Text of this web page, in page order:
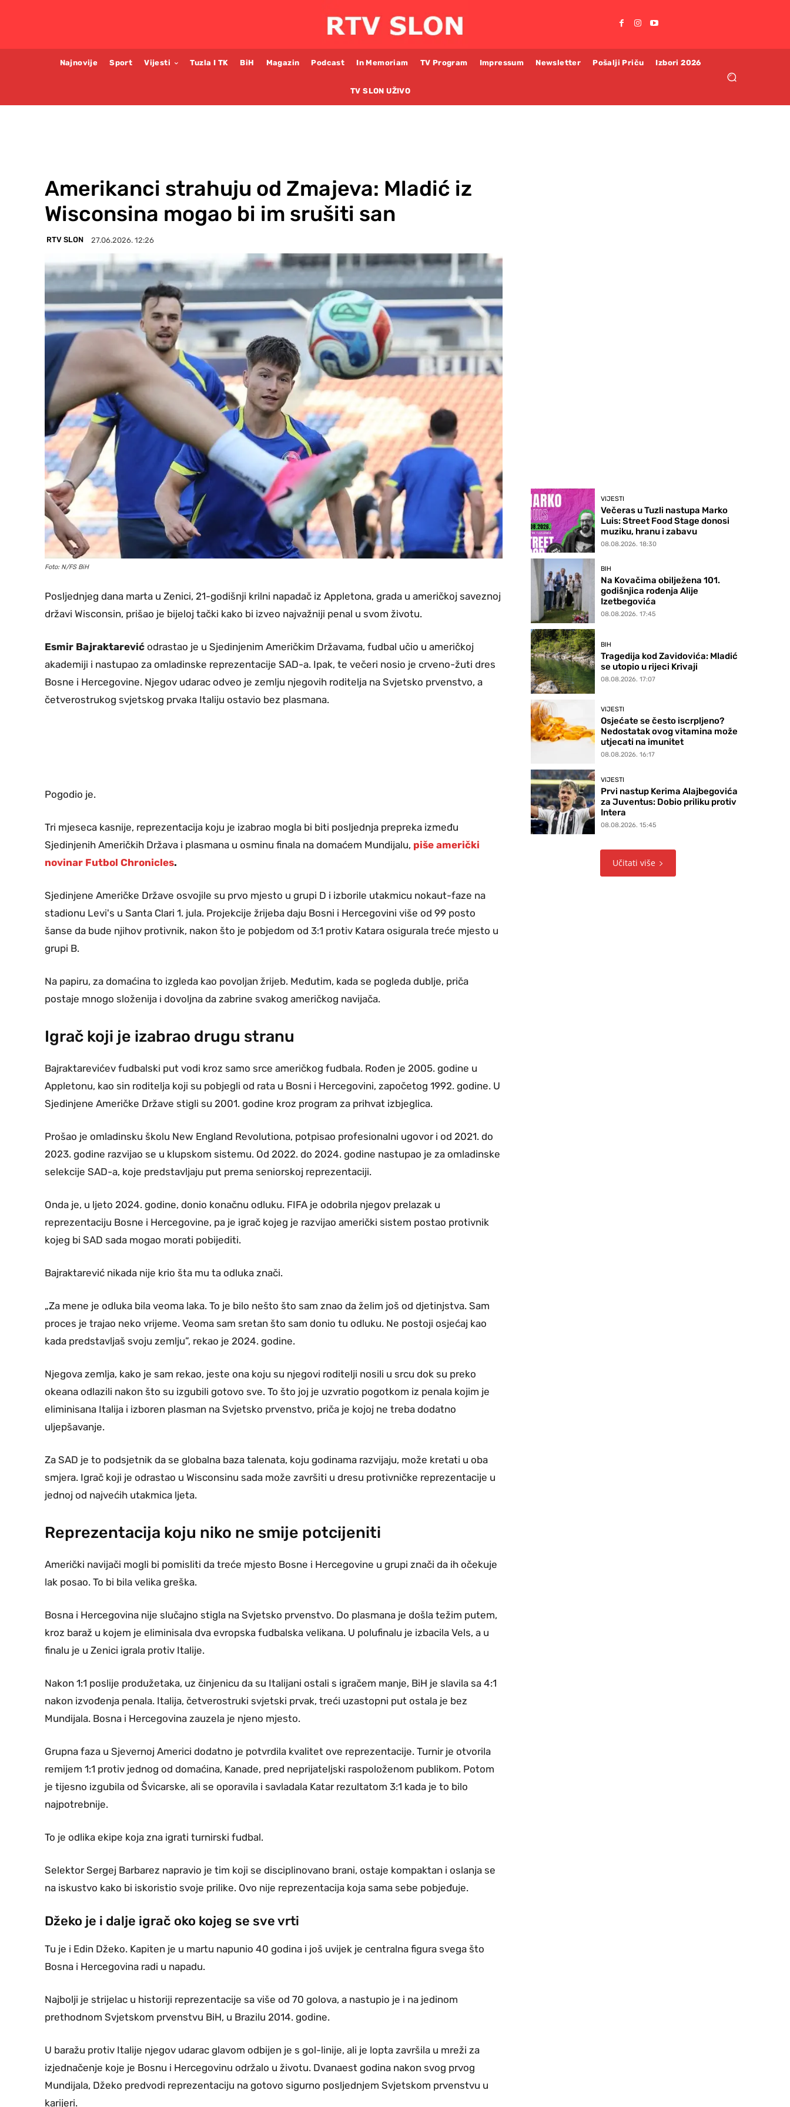
Najnovije Sport Vijesti Tuzla I TK BiH Magazin Podcast In Memoriam TV Program Impressum Newsletter Pošalji Priču Izbori 2026
TV SLON UŽIVO
Amerikanci strahuju od Zmajeva: Mladić iz
Wisconsina mogao bi im srušiti san
RTV SLON 27.06.2026. 12:26
Foto: N/FS BiH
Posljednjeg dana marta u Zenici, 21-godišnji krilni napadač iz Appletona, grada u američkoj saveznoj
državi Wisconsin, prišao je bijeloj tački kako bi izveo najvažniji penal u svom životu.
Esmir Bajraktarević odrastao je u Sjedinjenim Američkim Državama, fudbal učio u američkoj
akademiji i nastupao za omladinske reprezentacije SAD-a. Ipak, te večeri nosio je crveno-žuti dres
Bosne i Hercegovine. Njegov udarac odveo je zemlju njegovih roditelja na Svjetsko prvenstvo, a
četverostrukog svjetskog prvaka Italiju ostavio bez plasmana.
Pogodio je.
Tri mjeseca kasnije, reprezentacija koju je izabrao mogla bi biti posljednja prepreka između
Sjedinjenih Američkih Država i plasmana u osminu finala na domaćem Mundijalu, piše američki
novinar Futbol Chronicles.
Sjedinjene Američke Države osvojile su prvo mjesto u grupi D i izborile utakmicu nokaut-faze na
stadionu Levi's u Santa Clari 1. jula. Projekcije žrijeba daju Bosni i Hercegovini više od 99 posto
šanse da bude njihov protivnik, nakon što je pobjedom od 3:1 protiv Katara osigurala treće mjesto u
grupi B.
Na papiru, za domaćina to izgleda kao povoljan žrijeb. Međutim, kada se pogleda dublje, priča
postaje mnogo složenija i dovoljna da zabrine svakog američkog navijača.
Igrač koji je izabrao drugu stranu
Bajraktarevićev fudbalski put vodi kroz samo srce američkog fudbala. Rođen je 2005. godine u
Appletonu, kao sin roditelja koji su pobjegli od rata u Bosni i Hercegovini, započetog 1992. godine. U
Sjedinjene Američke Države stigli su 2001. godine kroz program za prihvat izbjeglica.
Prošao je omladinsku školu New England Revolutiona, potpisao profesionalni ugovor i od 2021. do
2023. godine razvijao se u klupskom sistemu. Od 2022. do 2024. godine nastupao je za omladinske
selekcije SAD-a, koje predstavljaju put prema seniorskoj reprezentaciji.
Onda je, u ljeto 2024. godine, donio konačnu odluku. FIFA je odobrila njegov prelazak u
reprezentaciju Bosne i Hercegovine, pa je igrač kojeg je razvijao američki sistem postao protivnik
kojeg bi SAD sada mogao morati pobijediti.
Bajraktarević nikada nije krio šta mu ta odluka znači.
„Za mene je odluka bila veoma laka. To je bilo nešto što sam znao da želim još od djetinjstva. Sam
proces je trajao neko vrijeme. Veoma sam sretan što sam donio tu odluku. Ne postoji osjećaj kao
kada predstavljaš svoju zemlju”, rekao je 2024. godine.
Njegova zemlja, kako je sam rekao, jeste ona koju su njegovi roditelji nosili u srcu dok su preko
okeana odlazili nakon što su izgubili gotovo sve. To što joj je uzvratio pogotkom iz penala kojim je
eliminisana Italija i izboren plasman na Svjetsko prvenstvo, priča je kojoj ne treba dodatno
uljepšavanje.
Za SAD je to podsjetnik da se globalna baza talenata, koju godinama razvijaju, može kretati u oba
smjera. Igrač koji je odrastao u Wisconsinu sada može završiti u dresu protivničke reprezentacije u
jednoj od najvećih utakmica ljeta.
Reprezentacija koju niko ne smije potcijeniti
Američki navijači mogli bi pomisliti da treće mjesto Bosne i Hercegovine u grupi znači da ih očekuje
lak posao. To bi bila velika greška.
Bosna i Hercegovina nije slučajno stigla na Svjetsko prvenstvo. Do plasmana je došla težim putem,
kroz baraž u kojem je eliminisala dva evropska fudbalska velikana. U polufinalu je izbacila Vels, a u
finalu je u Zenici igrala protiv Italije.
Nakon 1:1 poslije produžetaka, uz činjenicu da su Italijani ostali s igračem manje, BiH je slavila sa 4:1
nakon izvođenja penala. Italija, četverostruki svjetski prvak, treći uzastopni put ostala je bez
Mundijala. Bosna i Hercegovina zauzela je njeno mjesto.
Grupna faza u Sjevernoj Americi dodatno je potvrdila kvalitet ove reprezentacije. Turnir je otvorila
remijem 1:1 protiv jednog od domaćina, Kanade, pred neprijateljski raspoloženom publikom. Potom
je tijesno izgubila od Švicarske, ali se oporavila i savladala Katar rezultatom 3:1 kada je to bilo
najpotrebnije.
To je odlika ekipe koja zna igrati turnirski fudbal.
Selektor Sergej Barbarez napravio je tim koji se disciplinovano brani, ostaje kompaktan i oslanja se
na iskustvo kako bi iskoristio svoje prilike. Ovo nije reprezentacija koja sama sebe pobjeđuje.
Džeko je i dalje igrač oko kojeg se sve vrti
Tu je i Edin Džeko. Kapiten je u martu napunio 40 godina i još uvijek je centralna figura svega što
Bosna i Hercegovina radi u napadu.
Najbolji je strijelac u historiji reprezentacije sa više od 70 golova, a nastupio je i na jedinom
prethodnom Svjetskom prvenstvu BiH, u Brazilu 2014. godine.
U baražu protiv Italije njegov udarac glavom odbijen je s gol-linije, ali je lopta završila u mreži za
izjednačenje koje je Bosnu i Hercegovinu održalo u životu. Dvanaest godina nakon svog prvog
Mundijala, Džeko predvodi reprezentaciju na gotovo sigurno posljednjem Svjetskom prvenstvu u
karijeri.
VIJESTI
Večeras u Tuzli nastupa Marko
Luis: Street Food Stage donosi
muziku, hranu i zabavu
08.08.2026. 18:30
BIH
Na Kovačima obilježena 101.
godišnjica rođenja Alije
Izetbegovića
08.08.2026. 17:45
BIH
Tragedija kod Zavidovića: Mladić
se utopio u rijeci Krivaji
08.08.2026. 17:07
VIJESTI
Osjećate se često iscrpljeno?
Nedostatak ovog vitamina može
utjecati na imunitet
08.08.2026. 16:17
VIJESTI
Prvi nastup Kerima Alajbegovića
za Juventus: Dobio priliku protiv
Intera
08.08.2026. 15:45
Učitati više